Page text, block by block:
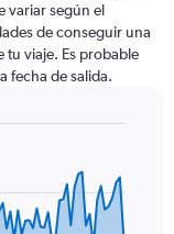
variar según el
de conseguir una
tu viaje. Es probable
fecha de salida.